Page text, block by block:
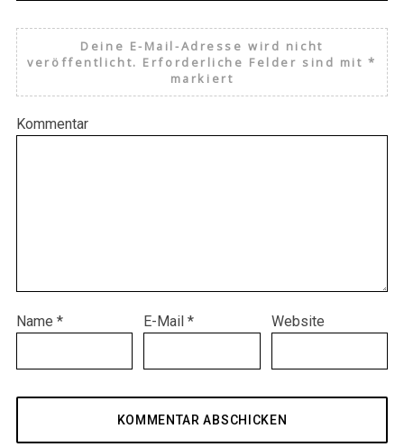
Deine E-Mail-Adresse wird nicht
veröffentlicht. Erforderliche Felder sind mit*
markiert
Kommentar
Name * E-Mail* Website